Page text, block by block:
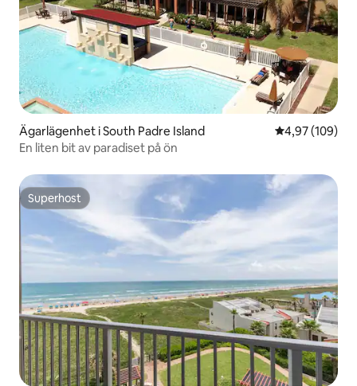
Ägarlägenhet i South Padre Island 4,97 av 5 i
4,97 (109)
En liten bit av paradiset på ön
Superhost
Superhost